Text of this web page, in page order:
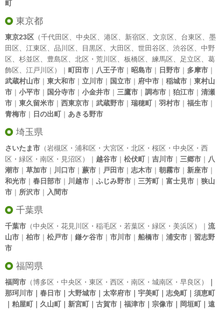
町
東京都
東京23区 （千代田区 中央区 港区 新宿区 文京区 台東区
墨
田区
江東区 品川区 目黒区 大田区 世田谷区 渋谷区
中野
区
杉並区 豊島区 北区 ・ 荒川区 板橋区 練馬区 足立区
葛
飾区
江戸川区）｜ 町田市 ｜ 八王子市 ｜ 昭島市 ｜ 日野市 ｜ 多摩市 ｜
武蔵村山市 ｜ 東大和市 ｜ 立川市 ｜ 国立市 ｜ 府中市 ｜ 稲城市 ｜ 東村山
市 ｜ 小平市 ｜ 国分寺市 ｜ 小金井市 ｜ 三鷹市 ｜ 調布市 ｜ 狛江市 ｜ 清瀬
市 ｜ 東久留米市 ｜ 西東京市 ｜ 武蔵野市 ｜ 瑞穂町｜ 羽村市 ｜ 福生市 ｜
青梅市 ｜ 日の出町｜ あきる野市
埼玉県
さいたま市 （岩槻区・浦和区・大宮区・北区・桜区・中央区・西
区・緑区・南区・見沼区）｜ 越谷市 ｜ 松伏町｜ 吉川市 ｜ 三郷市 ｜ 八
潮市 ｜ 草加市 ｜ 川口市 ｜ 蕨市 ｜ 戸田市 ｜ 志木市 ｜ 朝霧市 ｜ 新座市 ｜
和光市 ｜ 春日部市 ｜ 川越市 ｜ ふじみ野市 ｜ 三芳町｜ 富士見市 ｜ 狭山
市 ｜ 所沢市 ｜ 入間市
千葉県
千葉市 （中央区・花見川区・稲毛区・若葉区・緑区・美浜区）｜ 流
山市 ｜ 柏市 ｜ 松戸市 ｜ 鎌ケ谷市 ｜ 市川市 ｜ 船橋市 ｜ 浦安市 ｜ 習志野
市
福岡県
福岡市 （博多区・中央区・東区・西区・南区・城南区・早良区）
那珂川市｜春日市｜大野城市｜太宰府市｜宇美町｜志免町｜須恵町
｜粕屋町｜久山町｜新宮町｜古賀市｜福津市｜宗像市｜岡垣町｜遠